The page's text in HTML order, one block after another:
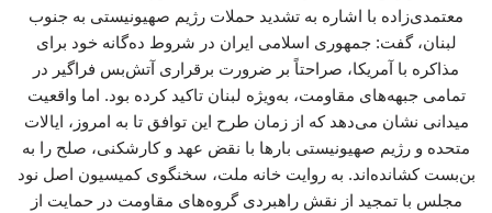
معتمدی‌زاده با اشاره به تشدید حملات رژیم صهیونیستی به جنوب
لبنان، گفت: جمهوری اسلامی ایران در شروط ده‌گانه خود برای
مذاکره با آمریکا، صراحتاً بر ضرورت برقراری آتش‌بس فراگیر در
تمامی جبهه‌های مقاومت، به‌ویژه لبنان تاکید کرده بود. اما واقعیت
میدانی نشان می‌دهد که از زمان طرح این توافق تا به امروز، ایالات
متحده و رژیم صهیونیستی بارها با نقض عهد و کارشکنی، صلح را به
بن‌بست کشانده‌اند. به روایت خانه ملت، سخنگوی کمیسیون اصل نود
مجلس با تمجید از نقش راهبردی گروه‌های مقاومت در حمایت از